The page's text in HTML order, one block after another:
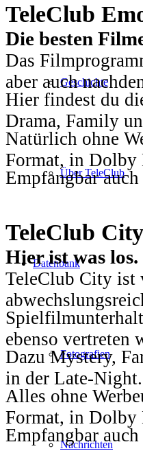
Geschichte
Über TeleClub
Datenbank
Fotografien
Nachrichten
TeleClub
Die besten
Das
aber auch
Hier findest du
Drama, Family
Natürlich ohne
Format, in Dolby
Empfangbar
TeleClub City
Hier ist was los.
TeleClub City ist
ebenso vertreten
Dazu Mystery,
in der Late-Night.
Alles ohne
Format, in Dolby
Empfangbar